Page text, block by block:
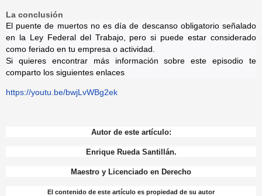
La conclusión
El puente de muertos no es día de descanso obligatorio señalado
en la Ley Federal del Trabajo, pero si puede estar considerado
como feriado en tu empresa o actividad.
Si quieres encontrar más información sobre este episodio te
comparto los siguientes enlaces
https://youtu.be/bwjLvWBg2ek
Autor de este artículo:
Enrique Rueda Santillán.
Maestro y Licenciado en Derecho
El contenido de este artículo es propiedad de su autor